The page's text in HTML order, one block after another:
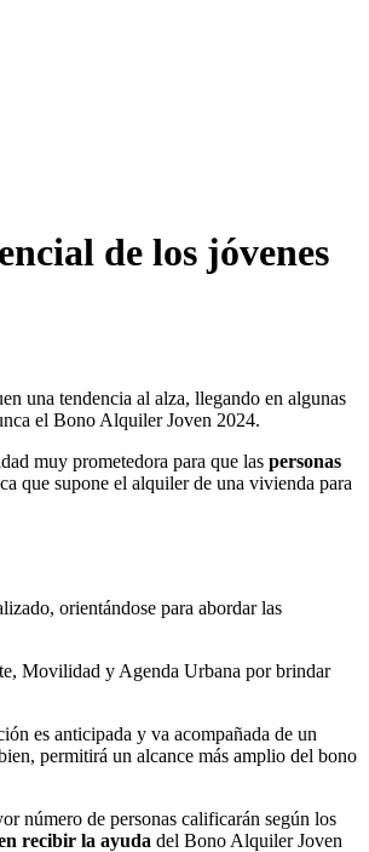
de los jóvenes
una tendencia al alza, llegando en algunas
el Bono Alquiler Joven 2024.
muy prometedora para que las personas
que supone el alquiler de una vivienda para
orientándose para abordar las
Movilidad y Agenda Urbana por brindar
es anticipada y va acompañada de un
permitirá un alcance más amplio del bono
número de personas calificarán según los
recibir la ayuda del Bono Alquiler Joven